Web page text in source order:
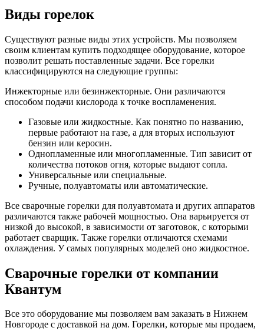
Виды горелок
Существуют разные виды этих устройств. Мы позволяем
своим клиентам купить подходящее оборудование, которое
позволит решать поставленные задачи. Все горелки
классифицируются на следующие группы:
Инжекторные или безинжекторные. Они различаются
способом подачи кислорода к точке воспламенения.
Газовые или жидкостные. Как понятно по названию,
первые работают на газе, а для вторых используют
бензин или керосин.
Однопламенные или многопламенные. Тип зависит от
количества потоков огня, которые выдают сопла.
Универсальные или специальные.
Ручные, полуавтоматы или автоматические.
Все сварочные горелки для полуавтомата и других аппаратов
различаются также рабочей мощностью. Она варьируется от
низкой до высокой, в зависимости от заготовок, с которыми
работает сварщик. Также горелки отличаются схемами
охлаждения. У самых популярных моделей оно жидкостное.
Сварочные горелки от компании
Квантум
Все это оборудование мы позволяем вам заказать в Нижнем
Новгороде с доставкой на дом. Горелки, которые мы продаем,